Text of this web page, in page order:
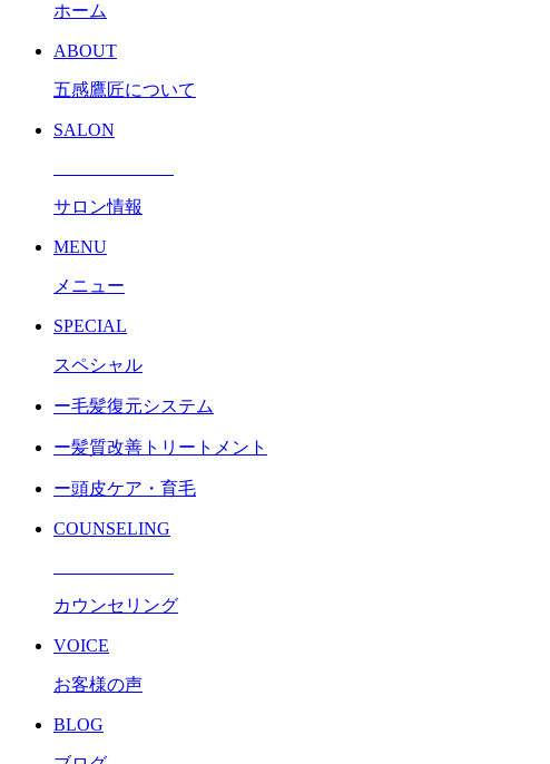
ホーム
ABOUT
五感鷹匠について
SALON
サロン情報
MENU
メニュー
SPECIAL
スペシャル
ー毛髪復元システム
ー髪質改善トリートメント
ー頭皮ケア・育毛
COUNSELING
カウンセリング
VOICE
お客様の声
BLOG